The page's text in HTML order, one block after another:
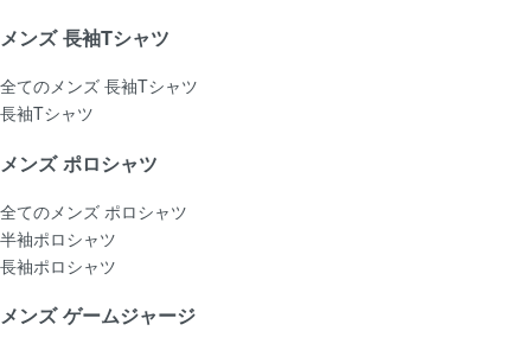
メンズ 長袖Tシャツ
全てのメンズ 長袖Tシャツ
長袖Tシャツ
メンズ ポロシャツ
全てのメンズ ポロシャツ
半袖ポロシャツ
長袖ポロシャツ
メンズ ゲームジャージ